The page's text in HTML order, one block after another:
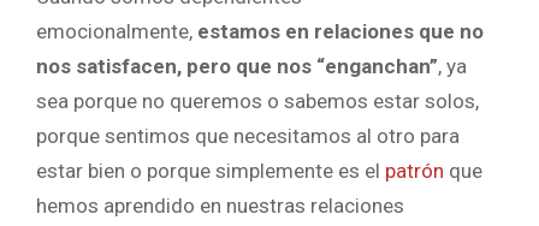
emocionalmente, estamos en relaciones que no
nos satisfacen, pero que nos “enganchan”, ya
sea porque no queremos o sabemos estar solos,
porque sentimos que necesitamos al otro para
estar bien o porque simplemente es el patrón que
hemos aprendido en nuestras relaciones